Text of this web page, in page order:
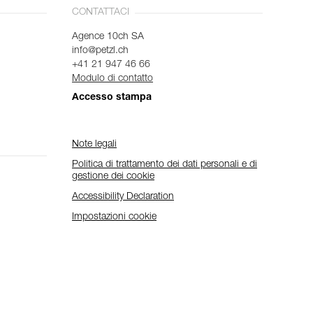
CONTATTACI
Agence 10ch SA
info@petzl.ch
+41 21 947 46 66
Modulo di contatto
Accesso stampa
Note legali
Politica di trattamento dei dati personali e di
gestione dei cookie
Accessibility Declaration
Impostazioni cookie